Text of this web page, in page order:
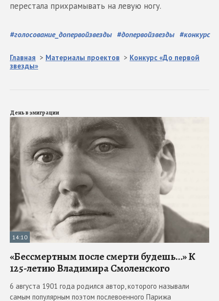
перестала прихрамывать на левую ногу.
#голосование_допервойзвезды #допервойзвезды #конкурс
Главная > Материалы проектов > Конкурс «До первой
звезды»
День в эмиграции
14:10
«Бессмертным после смерти будешь…» К
125-летию Владимира Смоленского
6 августа 1901 года родился автор, которого называли
самым популярным поэтом послевоенного Парижа